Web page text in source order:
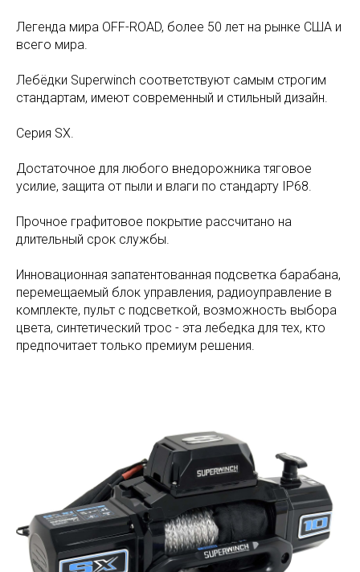
Легенда мира OFF-ROAD, более 50 лет на рынке США и
всего мира.
Лебёдки Superwinch соответствуют самым строгим
стандартам, имеют современный и стильный дизайн.
Серия SX.
Достаточное для любого внедорожника тяговое
усилие, защита от пыли и влаги по стандарту IP68.
Прочное графитовое покрытие рассчитано на
длительный срок службы.
Инновационная запатентованная подсветка барабана,
перемещаемый блок управления, радиоуправление в
комплекте, пульт с подсветкой, возможность выбора
цвета, синтетический трос - эта лебедка для тех, кто
предпочитает только премиум решения.